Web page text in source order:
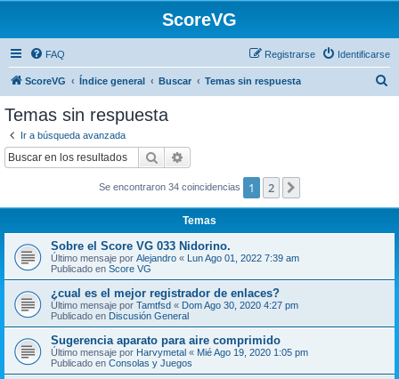
ScoreVG
FAQ Identificarse
Registrarse
ScoreVG Índice general Buscar Temas sin respuesta
Temas sin respuesta
Ir a búsqueda avanzada
Buscar
Se encontraron 34 coincidencias 1 2
Temas
Sobre el Score VG 033 Nidorino.
Último mensaje por Alejandro « Lun Ago 01, 2022 7:39 am
Publicado en Score VG
¿cual es el mejor registrador de enlaces?
Último mensaje por Tamtfsd « Dom Ago 30, 2020 4:27 pm
Publicado en Discusión General
Sugerencia aparato para aire comprimido
Último mensaje por Harvymetal « Mié Ago 19, 2020 1:05 pm
Publicado en Consolas y Juegos